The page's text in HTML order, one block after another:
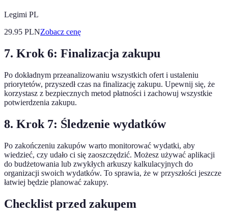
Legimi PL
29.95 PLNZobacz cenę
7. Krok 6: Finalizacja zakupu
Po dokładnym przeanalizowaniu wszystkich ofert i ustaleniu
priorytetów, przyszedł czas na finalizację zakupu. Upewnij się, że
korzystasz z bezpiecznych metod płatności i zachowuj wszystkie
potwierdzenia zakupu.
8. Krok 7: Śledzenie wydatków
Po zakończeniu zakupów warto monitorować wydatki, aby
wiedzieć, czy udało ci się zaoszczędzić. Możesz używać aplikacji
do budżetowania lub zwykłych arkuszy kalkulacyjnych do
organizacji swoich wydatków. To sprawia, że w przyszłości jeszcze
łatwiej będzie planować zakupy.
Checklist przed zakupem